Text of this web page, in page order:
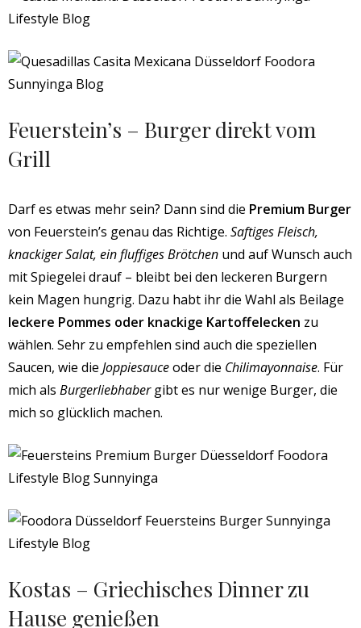
Feuerstein’s – Burger direkt vom
Grill
Darf es etwas mehr sein? Dann sind die Premium Burger
von Feuerstein’s genau das Richtige. Saftiges Fleisch,
knackiger Salat, ein fluffiges Brötchen und auf Wunsch auch
mit Spiegelei drauf – bleibt bei den leckeren Burgern
kein Magen hungrig. Dazu habt ihr die Wahl als Beilage
leckere Pommes oder knackige Kartoffelecken zu
wählen. Sehr zu empfehlen sind auch die speziellen
Saucen, wie die Joppiesauceoder die Chilimayonnaise. Für
mich als Burgerliebhabergibt es nur wenige Burger, die
mich so glücklich machen.
Kostas – Griechisches Dinner zu
Hause genießen